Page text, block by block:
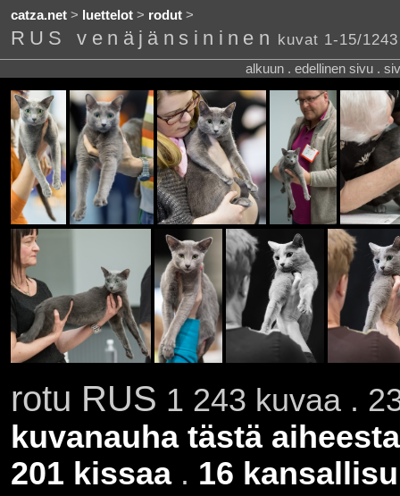
catza.net> luettelot> rodut>
RUS venäjänsininen kuvat 1-15/1243
alkuun . edellinen sivu .
rotu RUS 1 243 kuvaa .
kuvanauha tästä aiheesta
201 kissaa. 16